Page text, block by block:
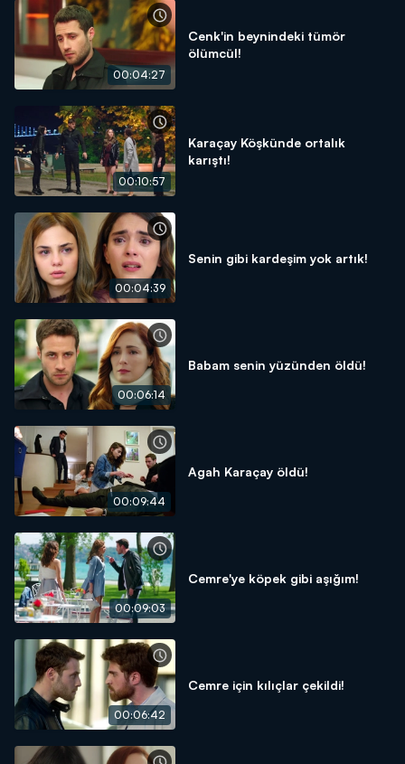
00:04:27
Cenk'in beynindeki tümör
ölümcül!
00:10:57
Karaçay Köşkünde ortalık
karıştı!
00:04:39
Senin gibi kardeşim yok artık!
00:06:14
Babam senin yüzünden öldü!
00:09:44
Agah Karaçay öldü!
00:09:03
Cemre'ye köpek gibi aşığım!
00:06:42
Cemre için kılıçlar çekildi!